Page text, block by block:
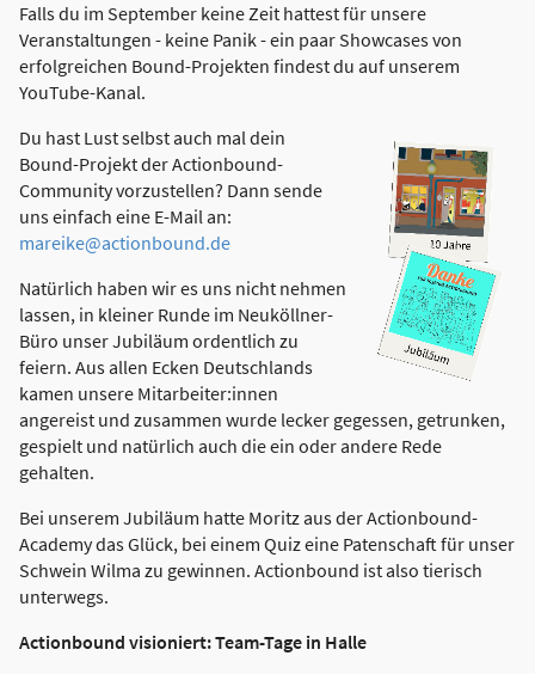
Falls du im September keine Zeit hattest für unsere
Veranstaltungen - keine Panik - ein paar Showcases von
erfolgreichen Bound-Projekten findest du auf unserem
YouTube-Kanal.
Du hast Lust selbst auch mal dein
Bound-Projekt der Actionbound-
Community vorzustellen? Dann sende
uns einfach eine E-Mail an:
mareike@actionbound.de
Natürlich haben wir es uns nicht nehmen
lassen, in kleiner Runde im Neuköllner-
Büro unser Jubiläum ordentlich zu
feiern. Aus allen Ecken Deutschlands
kamen unsere Mitarbeiter:innen
angereist und zusammen wurde lecker gegessen, getrunken,
gespielt und natürlich auch die ein oder andere Rede
gehalten.
Bei unserem Jubiläum hatte Moritz aus der Actionbound-
Academy das Glück, bei einem Quiz eine Patenschaft für unser
Schwein Wilma zu gewinnen. Actionbound ist also tierisch
unterwegs.
Actionbound visioniert: Team-Tage in Halle